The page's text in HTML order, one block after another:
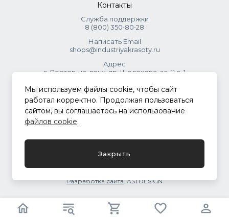
Контакты
Служба поддержки
8 (800) 350‑80‑28
Написать Email
shops@industriyakrasoty.ru
Адрес
г. Ростов-на-дону, пр. Шолохова, зд. 11 с. 1
© 2026 Индустрия красоты.
.
Разработка сайтаASTDESIGN
Мы используем файлы cookie, чтобы сайт
работал корректно. Продолжая пользоваться
сайтом, вы соглашаетесь на использование
файлов cookie.
Закрыть